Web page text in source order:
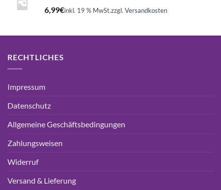
6,99€inkl. 19 % MwSt.zzgl. Versandkosten
RECHTLICHES
Impressum
Datenschutz
Allgemeine Geschäftsbedingungen
Zahlungsweisen
Widerruf
Versand & Lieferung